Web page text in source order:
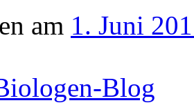
am 1. Juni
Blog